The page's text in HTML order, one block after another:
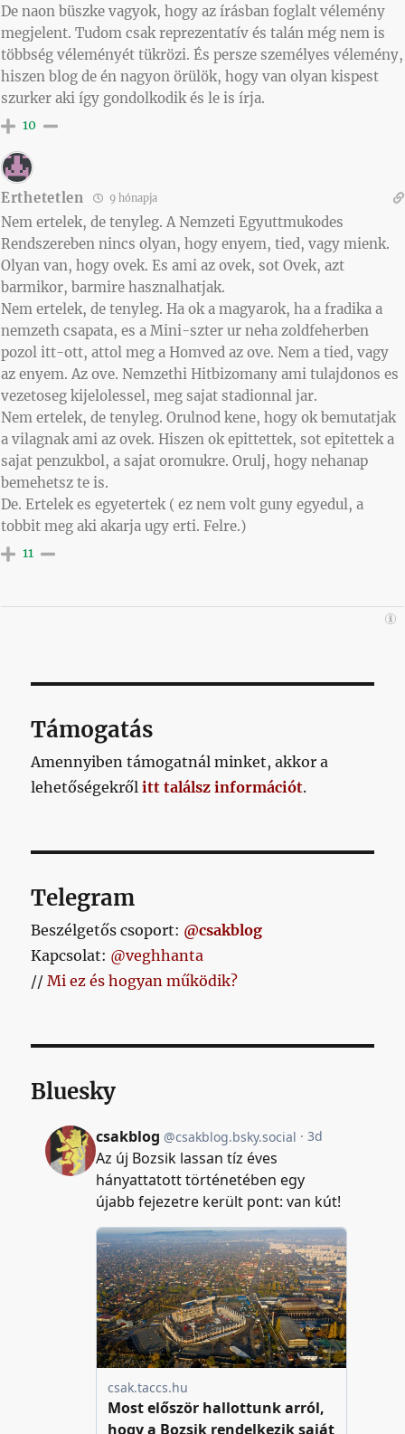
De naon büszke vagyok, hogy az írásban foglalt vélemény
megjelent. Tudom csak reprezentatív és talán még nem is
többség véleményét tükrözi. És persze személyes vélemény,
hiszen blog de én nagyon örülök, hogy van olyan kispest
szurker aki így gondolkodik és le is írja.
10
Erthetetlen 9 hónapja
Nem ertelek, de tenyleg. A Nemzeti Egyuttmukodes
Rendszereben nincs olyan, hogy enyem, tied, vagy mienk.
Olyan van, hogy ovek. Es ami az ovek, sot Ovek, azt
barmikor, barmire hasznalhatjak.
Nem ertelek, de tenyleg. Ha ok a magyarok, ha a fradika a
nemzeth csapata, es a Mini-szter ur neha zoldfeherben
pozol itt-ott, attol meg a Homved az ove. Nem a tied, vagy
az enyem. Az ove. Nemzethi Hitbizomany ami tulajdonos es
vezetoseg kijelolessel, meg sajat stadionnal jar.
Nem ertelek, de tenyleg. Orulnod kene, hogy ok bemutatjak
a vilagnak ami az ovek. Hiszen ok epittettek, sot epitettek a
sajat penzukbol, a sajat oromukre. Orulj, hogy nehanap
bemehetsz te is.
De. Ertelek es egyetertek ( ez nem volt guny egyedul, a
tobbit meg aki akarja ugy erti. Felre.)
11
Támogatás
Amennyiben támogatnál minket, akkor a
lehetőségekrőlitt találsz információt.
Telegram
Beszélgetős csoport: @csakblog
Kapcsolat: @veghhanta
//Mi ez és hogyan működik?
Bluesky